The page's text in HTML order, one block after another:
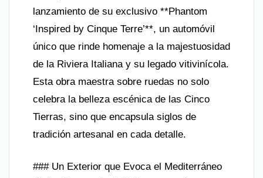
lanzamiento de su exclusivo **Phantom
‘Inspired by Cinque Terre’**, un automóvil
único que rinde homenaje a la majestuosidad
de la Riviera Italiana y su legado vitivinícola.
Esta obra maestra sobre ruedas no solo
celebra la belleza escénica de las Cinco
Tierras, sino que encapsula siglos de
tradición artesanal en cada detalle.
### Un Exterior que Evoca el Mediterráneo